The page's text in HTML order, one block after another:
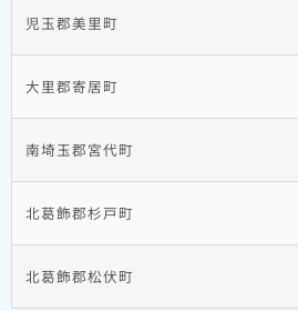
児玉郡美里町
大里郡寄居町
南埼玉郡宮代町
北葛飾郡杉戸町
北葛飾郡松伏町